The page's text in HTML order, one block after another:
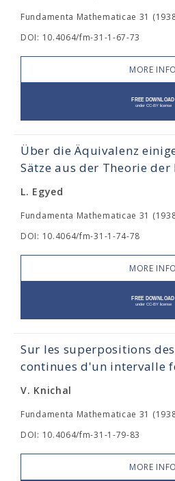
Fundamenta Mathematicae 31
DOI: 10.4064/fm-31-1-67-73
MORE INFO
Über die Äquivalenz
Sätze aus der Theorie der
L. Egyed
Fundamenta Mathematicae 31
DOI: 10.4064/fm-31-1-74-78
MORE INFO
Sur les superpositions
continues d'un intervalle
V. Knichal
Fundamenta Mathematicae 31
DOI: 10.4064/fm-31-1-79-83
MORE INFO